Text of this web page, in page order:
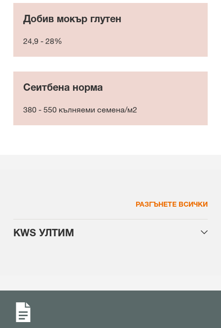
Добив мокър глутен
24,9 - 28%
Сеитбена норма
380 - 550 кълняеми семена/м2
РАЗГЪНЕТЕ ВСИЧКИ
KWS УЛТИМ